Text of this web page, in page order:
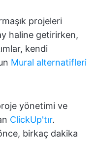
projeleri
haline getirirken,
kendi
Mural alternatifleri
yönetimi ve
ClickUp'tır.
birkaç dakika